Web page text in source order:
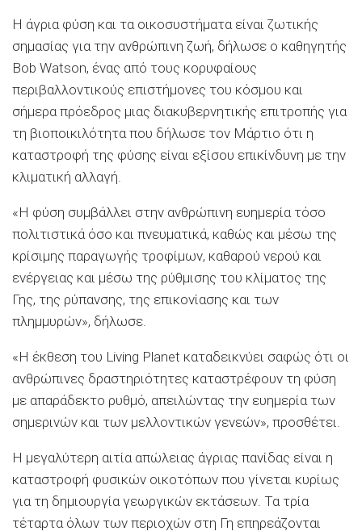
Η άγρια φύση και τα οικοσυστήματα είναι ζωτικής
σημασίας για την ανθρώπινη ζωή, δήλωσε ο καθηγητής
Bob Watson, ένας από τους κορυφαίους
περιβαλλοντικούς επιστήμονες του κόσμου και
σήμερα πρόεδρος μιας διακυβερνητικής επιτροπής για
τη βιοποικιλότητα που δήλωσε τον Μάρτιο ότι η
καταστροφή της φύσης είναι εξίσου επικίνδυνη με την
κλιματική αλλαγή.
«Η φύση συμβάλλει στην ανθρώπινη ευημερία τόσο
πολιτιστικά όσο και πνευματικά, καθώς και μέσω της
κρίσιμης παραγωγής τροφίμων, καθαρού νερού και
ενέργειας και μέσω της ρύθμισης του κλίματος της
Γης, της ρύπανσης, της επικονίασης και των
πλημμυρών», δήλωσε.
«Η έκθεση του Living Planet καταδεικνύει σαφώς ότι οι
ανθρώπινες δραστηριότητες καταστρέφουν τη φύση
με απαράδεκτο ρυθμό, απειλώντας την ευημερία των
σημερινών και των μελλοντικών γενεών», προσθέτει.
Η μεγαλύτερη αιτία απώλειας άγριας πανίδας είναι η
καταστροφή φυσικών οικοτόπων που γίνεται κυρίως
για τη δημιουργία γεωργικών εκτάσεων. Τα τρία
τέταρτα όλων των περιοχών στη Γη επηρεάζονται